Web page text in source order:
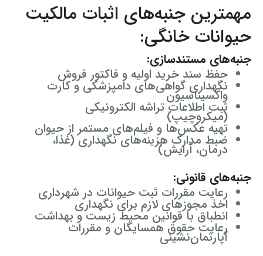
مهمترین جنبه‌های اثبات مالکیت
حیوانات خانگی:
جنبه‌های مستندسازی:
حفظ سند خرید اولیه و فاکتور فروش
نگهداری گواهی‌های دامپزشکی و کارت
واکسیناسیون
ثبت اطلاعات تراشه الکترونیکی
(میکروچیپ)
تهیه عکس‌ها و فیلم‌های مستمر از حیوان
ضبط مدارک هزینه‌های نگهداری (غذا،
درمان، آرایش)
جنبه‌های قانونی:
رعایت مقررات ثبت حیوانات در شهرداری
اخذ مجوزهای لازم برای نگهداری
انطباق با قوانین محیط زیست و بهداشت
رعایت حقوق همسایگان و مقررات
آپارتمان‌نشینی